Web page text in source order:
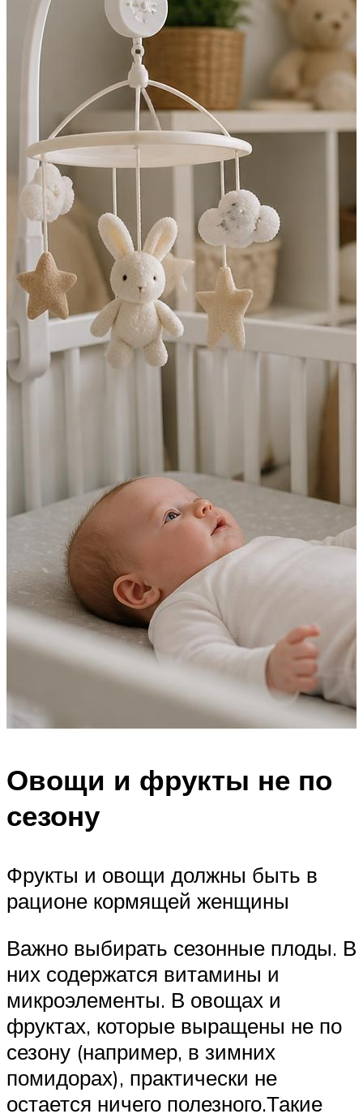
Овощи и фрукты не по
сезону
Фрукты и овощи должны быть в
рационе кормящей женщины
Важно выбирать сезонные плоды. В
них содержатся витамины и
микроэлементы. В овощах и
фруктах, которые выращены не по
сезону (например, в зимних
помидорах), практически не
остается ничего полезного.Такие